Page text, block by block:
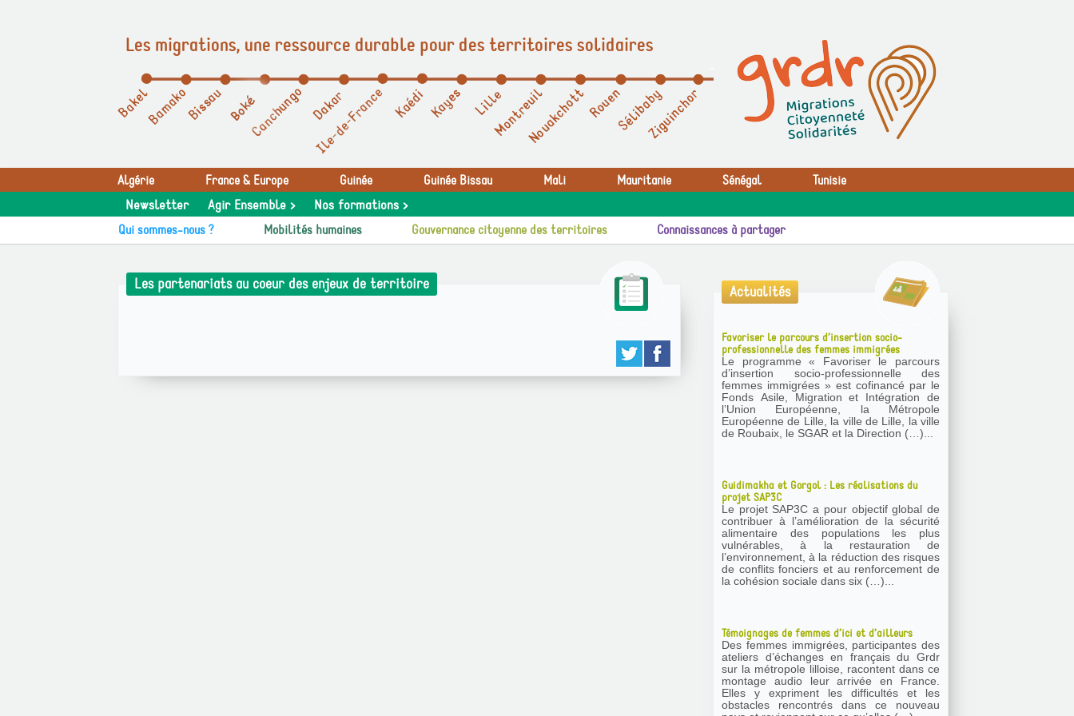
Les migrations, une ressource durable pour des territoires solidaires
Algérie France & Europe Guinée Guinée Bissau Mali Mauritanie Sénégal Tunisie
Newsletter Agir Ensemble > Nos formations >
Qui sommes-nous ? Mobilités humaines Gouvernance citoyenne des territoires Connaissances à partager
Les partenariats au coeur des enjeux de territoire Actualités
Favoriser le parcours d’insertion socio-
professionnelle des femmes immigrées
Le programme « Favoriser le parcours
d’insertion socio-professionnelle des
femmes immigrées » est cofinancé par le
Fonds Asile, Migration et Intégration de
l’Union Européenne, la Métropole
Européenne de Lille, la ville de Lille, la ville
de Roubaix, le SGAR et la Direction (…)...
Guidimakha et Gorgol : Les réalisations du
projet SAP3C
Le projet SAP3C a pour objectif global de
contribuer à l’amélioration de la sécurité
alimentaire des populations les plus
vulnérables, à la restauration de
l’environnement, à la réduction des risques
de conflits fonciers et au renforcement de
la cohésion sociale dans six (…)...
Témoignages de femmes d’ici et d’ailleurs
Des femmes immigrées, participantes des
ateliers d’échanges en français du Grdr
sur la métropole lilloise, racontent dans ce
montage audio leur arrivée en France.
Elles y expriment les difficultés et les
obstacles rencontrés dans ce nouveau